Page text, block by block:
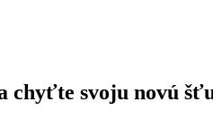
chyťte svoju novú